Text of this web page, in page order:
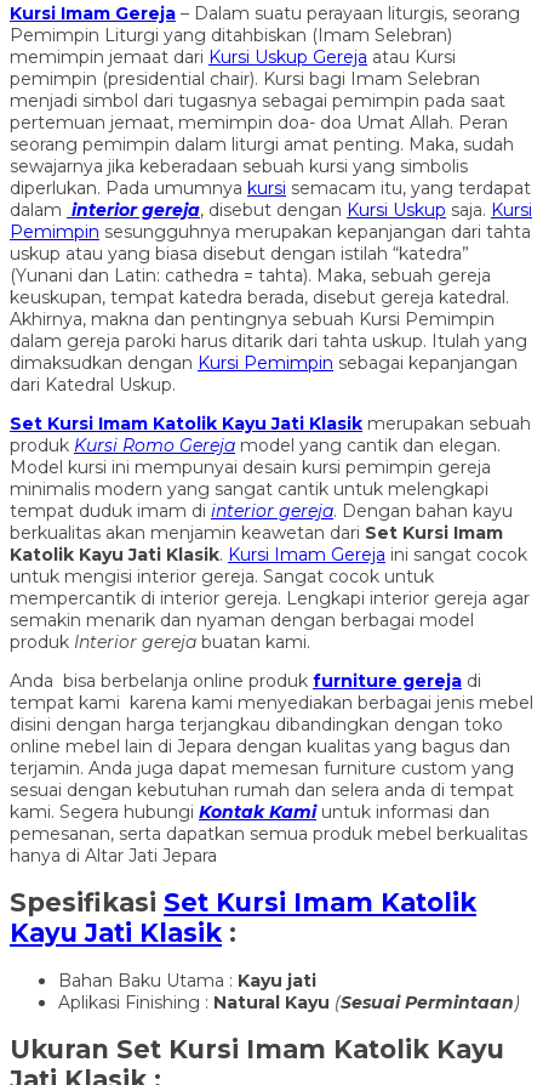
Kursi Imam Gereja – Dalam suatu perayaan liturgis, seorang
Pemimpin Liturgi yang ditahbiskan (Imam Selebran)
memimpin jemaat dari Kursi Uskup Gereja atau Kursi
pemimpin (presidential chair). Kursi bagi Imam Selebran
menjadi simbol dari tugasnya sebagai pemimpin pada saat
pertemuan jemaat, memimpin doa- doa Umat Allah. Peran
seorang pemimpin dalam liturgi amat penting. Maka, sudah
sewajarnya jika keberadaan sebuah kursi yang simbolis
diperlukan. Pada umumnya kursi semacam itu, yang terdapat
dalam interior gereja, disebut dengan Kursi Uskup saja. Kursi
Pemimpin sesungguhnya merupakan kepanjangan dari tahta
uskup atau yang biasa disebut dengan istilah “katedra”
(Yunani dan Latin: cathedra = tahta). Maka, sebuah gereja
keuskupan, tempat katedra berada, disebut gereja katedral.
Akhirnya, makna dan pentingnya sebuah Kursi Pemimpin
dalam gereja paroki harus ditarik dari tahta uskup. Itulah yang
dimaksudkan dengan Kursi Pemimpin sebagai kepanjangan
dari Katedral Uskup.
Set Kursi Imam Katolik Kayu Jati Klasik merupakan sebuah
produk Kursi Romo Gereja model yang cantik dan elegan.
Model kursi ini mempunyai desain kursi pemimpin gereja
minimalis modern yang sangat cantik untuk melengkapi
tempat duduk imam di interior gereja. Dengan bahan kayu
berkualitas akan menjamin keawetan dari Set Kursi Imam
Katolik Kayu Jati Klasik. Kursi Imam Gereja ini sangat cocok
untuk mengisi interior gereja. Sangat cocok untuk
mempercantik di interior gereja. Lengkapi interior gereja agar
semakin menarik dan nyaman dengan berbagai model
produk Interior gereja buatan kami.
Anda bisa berbelanja online produk furniture gereja di
tempat kami karena kami menyediakan berbagai jenis mebel
disini dengan harga terjangkau dibandingkan dengan toko
online mebel lain di Jepara dengan kualitas yang bagus dan
terjamin. Anda juga dapat memesan furniture custom yang
sesuai dengan kebutuhan rumah dan selera anda di tempat
kami. Segera hubungi Kontak Kamiuntuk informasi dan
pemesanan, serta dapatkan semua produk mebel berkualitas
hanya di Altar Jati Jepara
Spesifikasi Set Kursi Imam Katolik
Kayu Jati Klasik:
Bahan Baku Utama : Kayu jati
Aplikasi Finishing : Natural Kayu (Sesuai Permintaan)
Ukuran Set Kursi Imam Katolik Kayu